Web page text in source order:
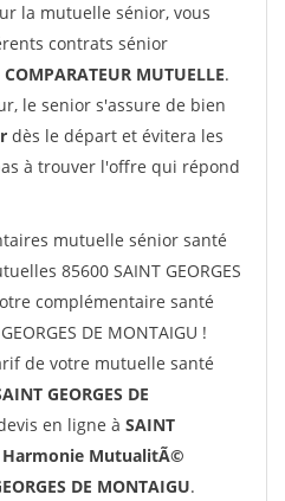
la mutuelle sénior, vous
contrats sénior
COMPARATEUR MUTUELLE.
le senior s'assure de bien
dès le départ et évitera les
à trouver l'offre qui répond
mutuelle sénior santé
85600 SAINT GEORGES
complémentaire santé
DE MONTAIGU !
de votre mutuelle santé
GEORGES DE
en ligne à SAINT
Harmonie MutualitÃ©
DE MONTAIGU.